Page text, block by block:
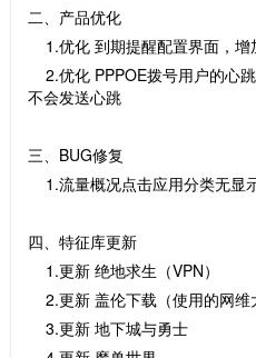
二、产品优化
1.优化 到期提醒配置界面，增
2.优化 PPPOE拨号用户的心
不会发送心跳
三、BUG修复
1.流量概况点击应用分类无显
四、特征库更新
1.更新 绝地求生（VPN）
2.更新 盖伦下载（使用的网维
3.更新 地下城与勇士